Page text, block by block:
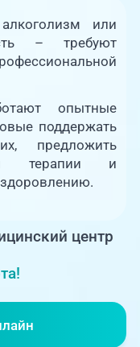
или
– требуют
опытные
поддержать
предложить
терапии и
центр